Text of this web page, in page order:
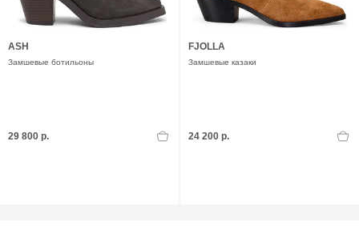
ASH
Замшевые ботильоны
29 800 р.
FJOLLA
Замшевые казаки
24 200 р.